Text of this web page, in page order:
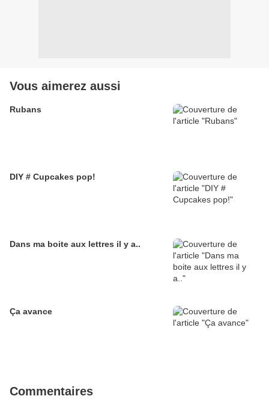
Vous aimerez aussi
Rubans
DIY # Cupcakes pop!
Dans ma boite aux lettres il y a..
Ça avance
Commentaires